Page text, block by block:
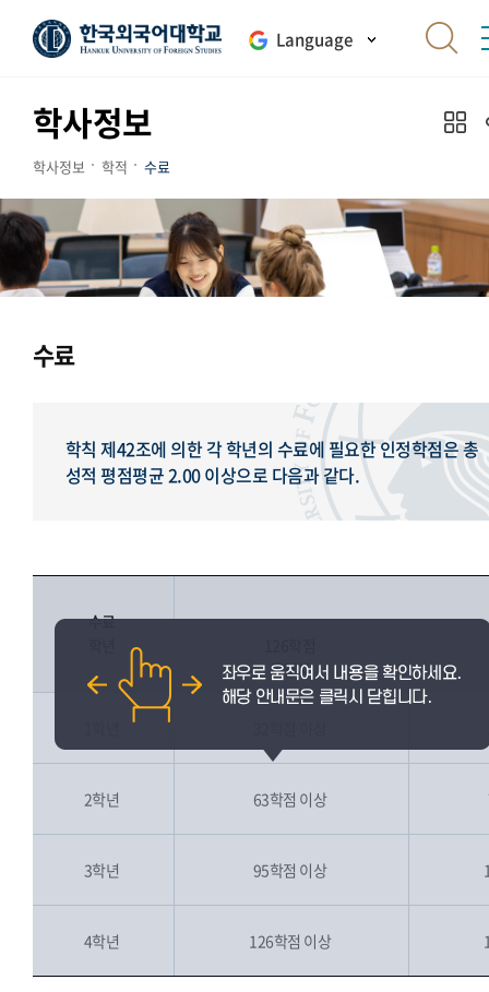
Language
학사정보
학사정보 학적 수료
수료
학칙 제42조에 의한 각 학년의 수료에 필요한 인정학점은 총
성적 평점평균 2.00 이상으로 다음과 같다.
수료
졸업자
2학년 63학점 이상
3학년 95학점 이상
4학년 126학점 이상